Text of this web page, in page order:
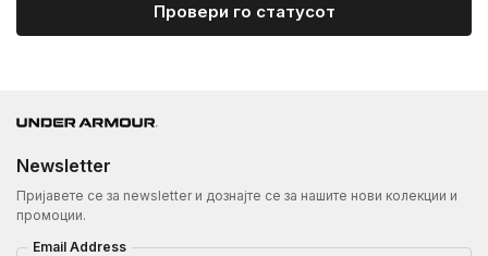
Провери го статусот
Newsletter
Пријавете се за newsletter и дознајте се за нашите нови колекции и
промоции.
Email Address